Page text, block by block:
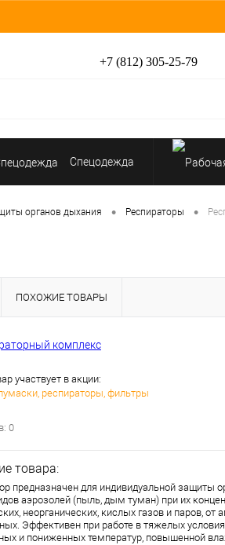
+7 (812) 305-25-79
Спецодежда
органов дыхания • Респираторы •
ПОХОЖИЕ ТОВАРЫ
участвует в акции:
респираторы, фильтры
0
товара:
предназначен для индивидуальной защиты
аэрозолей (пыль, дым туман) при их
неорганических, кислых газов и паров, от
Эффективен при работе в тяжелых
и пониженных температур, повышенной